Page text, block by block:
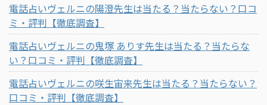
電話占いヴェルニの陽澄先生は当たる？当たらない？口コ
ミ・評判【徹底調査】
電話占いヴェルニの鬼塚 ありす先生は当たる？当たらな
い？口コミ・評判【徹底調査】
電話占いヴェルニの咲生宙来先生は当たる？当たらない？
口コミ・評判【徹底調査】